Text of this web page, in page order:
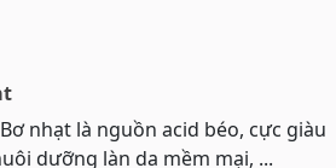
nhạt là nguồn acid béo, cực giàu
dưỡng làn da mềm mại, ...